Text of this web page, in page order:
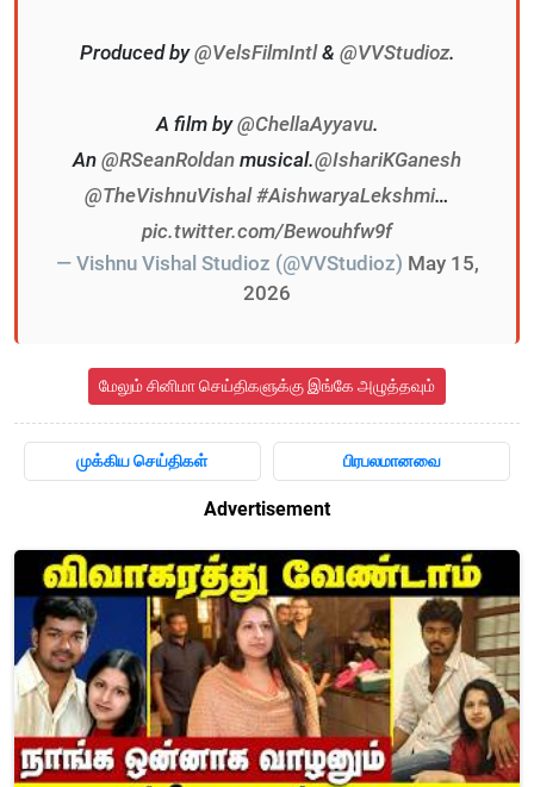
Produced by@VelsFilmIntl& @VVStudioz.
A film by@ChellaAyyavu.
An @RSeanRoldan musical.@IshariKGanesh
@TheVishnuVishal #AishwaryaLekshmi…
pic.twitter.com/Bewouhfw9f
— Vishnu Vishal Studioz (@VVStudioz) May 15,
2026
மேலும் சினிமா செய்திகளுக்கு இங்கே அழுத்தவும்
முக்கிய செய்திகள் பிரபலமானவை
Advertisement